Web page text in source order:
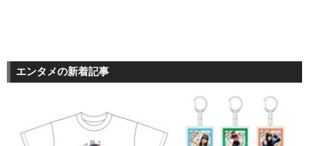
エンタメの新着記事